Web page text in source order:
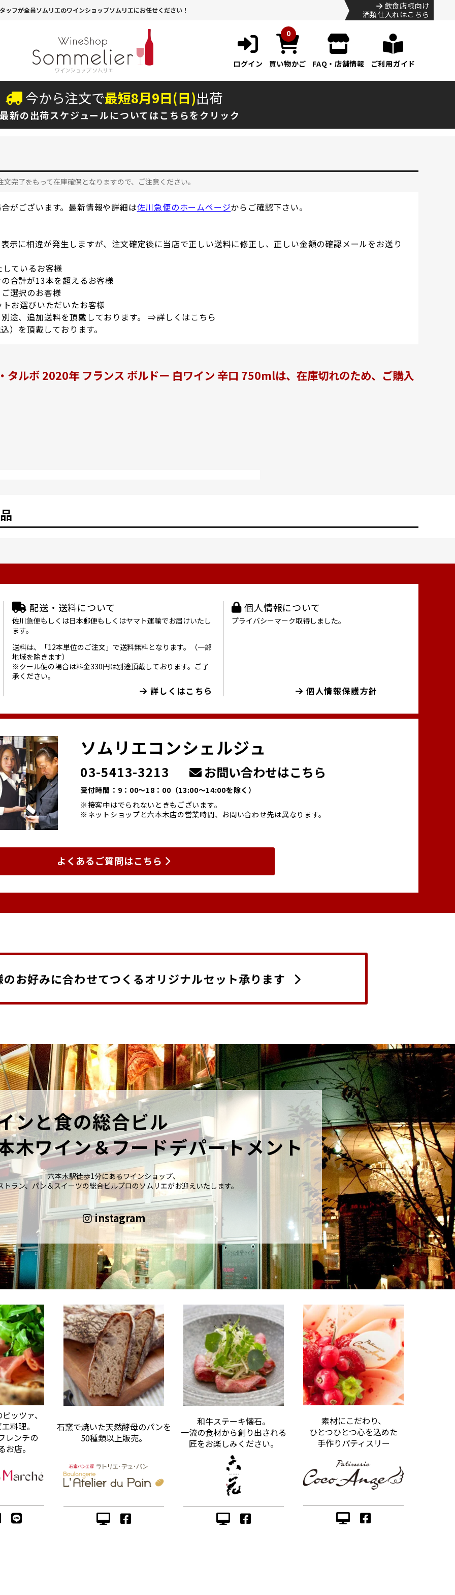
ッフが全員ソムリエのワインショップソムリエにお任せください！
飲食店様向け
酒類仕入れはこちら
ログイン
0
買い物かご FAQ・店舗情報 ご利用ガイド
今から注文で最短8月9日(日)出荷
新の出荷スケジュールについてはこちらをクリック
完了をもって在庫確保となりますので、ご注意ください。
がございます。最新情報や詳細は佐川急便のホームページからご確認下さい。
示に相違が発生しますが、注文確定後に当店で正しい送料に修正し、正しい金額の確認メールをお送り
ているお客様
合計が13本を超えるお客様
選択のお客様
お選びいただいたお客様
途、追加送料を頂戴しております。 ⇒詳しくはこちら
）を頂戴しております。
タルボ 2020年 フランス ボルドー 白ワイン 辛口 750mlは、在庫切れのため、ご購入
配送・送料について
佐川急便もしくは日本郵便もしくはヤマト運輸でお届けいたし
ます。
送料は、「12本単位のご注文」で送料無料となります。（一部
地域を除きます）
※クール便の場合は料金330円は別途頂戴しております。ご了
承ください。
詳しくはこちら
個人情報について
プライバシーマーク取得しました。
個人情報保護方針
ソムリエコンシェルジュ
03-5413-3213 お問い合わせはこちら
受付時間：9：00～18：00 （13:00～14:00を除く）
※接客中はでられないときもございます。
※ネットショップと六本木店の営業時間、お問い合わせ先は異なります。
よくあるご質問はこちら
のお好みに合わせてつくるオリジナルセット承ります
ンと食の総合ビル
木ワイン＆フードデパートメント
六本木駅徒歩1分にあるワインショップ、
トラン、パン＆スイーツの総合ビルプロのソムリエがお迎えいたします。
instagram
ッツァ、
料理。
レンチの
お店。
石窯で焼いた天然酵母のパンを
50種類以上販売。
和牛ステーキ懐石。
一流の食材から創り出される
匠をお楽しみください。
素材にこだわり、
ひとつひとつ心を込めた
手作りパティスリー